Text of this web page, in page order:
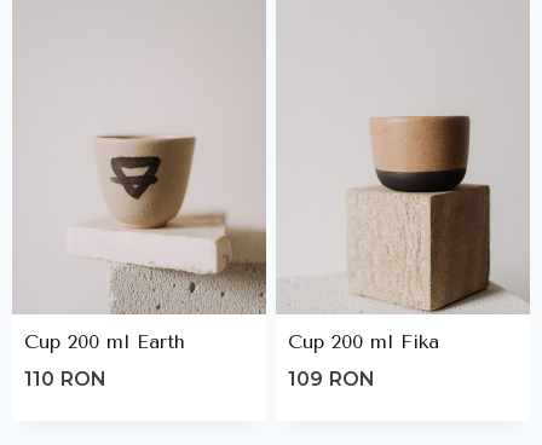
Cup 200 ml Earth
110 RON
Cup 200 ml Fika
109 RON